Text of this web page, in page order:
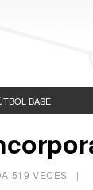
BASE
519 VECES |